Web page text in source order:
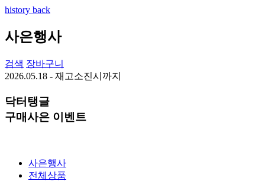
history back
사은행사
검색 장바구니
2026.05.18 - 재고소진시까지
닥터탱글
구매사은 이벤트
사은행사
전체상품